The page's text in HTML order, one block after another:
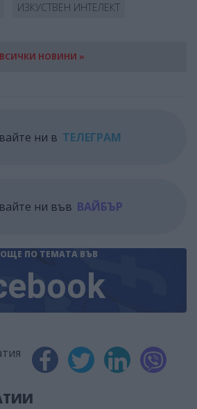
ИЗКУСТВЕН ИНТЕЛЕКТ
ВСИЧКИ НОВИНИ »
ни в ТЕЛЕГРАМ
ни във ВАЙБЪР
ОЩЕ ПО ТЕМАТА ВЪВ